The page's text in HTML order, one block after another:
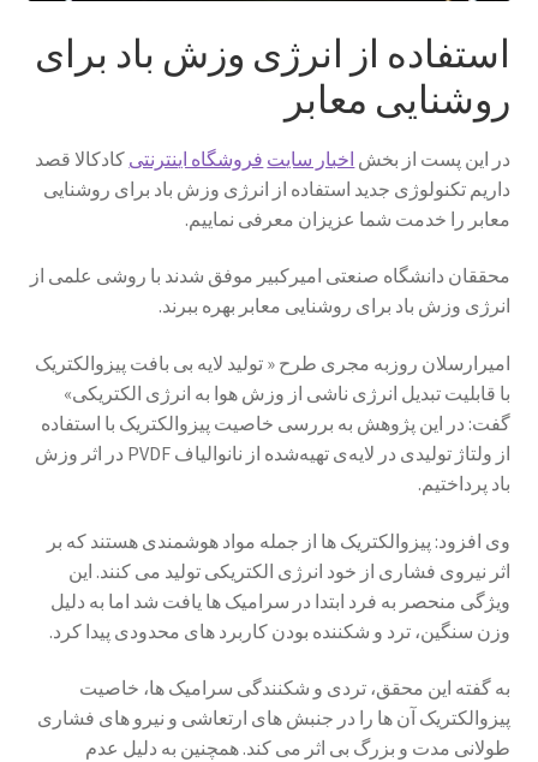
تماس با ما
حساب کاربری من
درباره ما
سنجش
صورتحساب
علاقمندی ها
فروشگاه
مقایسه ها
استفاده از انرژی وزش باد برای
روشنایی معابر
در این پست از بخش اخبار سایت فروشگاه اینترنتی کادکالا قصد
داریم تکنولوژی جدید استفاده از انرژی وزش باد برای روشنایی
معابر را خدمت شما عزیزان معرفی نماییم.
محققان دانشگاه صنعتی امیرکبیر موفق شدند با روشی علمی از
انرژی وزش باد برای روشنایی معابر بهره ببرند.
امیرارسلان روزبه مجری طرح « تولید لایه بی بافت پیزوالکتریک
با قابلیت تبدیل انرژی ناشی از وزش هوا به انرژی الکتریکی»
گفت: در این پژوهش به بررسی خاصیت پیزوالکتریک با استفاده
از ولتاژ تولیدی در لایه‌ی تهیه‌شده از نانوالیاف PVDF در اثر وزش
باد پرداختیم.
وی افزود: پیزوالکتریک ها از جمله مواد هوشمندی هستند که بر
اثر نیروی فشاری از خود انرژی الکتریکی تولید می کنند. این
ویژگی منحصر به فرد ابتدا در سرامیک ها یافت شد اما به دلیل
وزن سنگین، ترد و شکننده بودن کاربرد های محدودی پیدا کرد.
به گفته این محقق، تردی و شکنندگی سرامیک ها، خاصیت
پیزوالکتریک آن ها را در جنبش‌ های ارتعاشی و نیرو های فشاری
طولانی ‌مدت و بزرگ بی اثر می کند. همچنین به دلیل عدم